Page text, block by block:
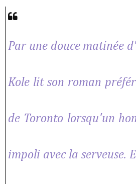
Par une douce matinée
Kole lit son roman
de Toronto lorsqu'un
impoli avec la serveuse.